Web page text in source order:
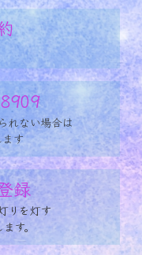
れない場合は
す
録
りを灯す
ます。